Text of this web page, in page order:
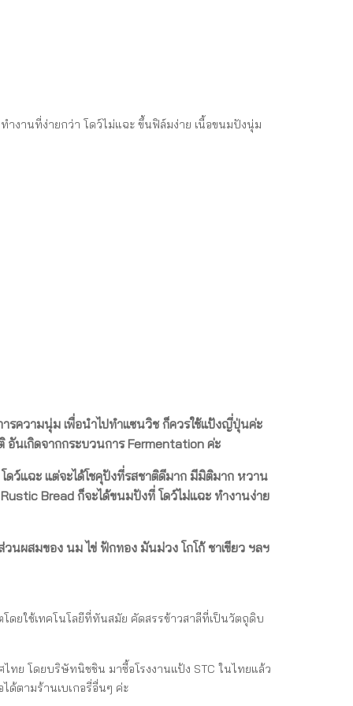
ำงานที่ง่ายกว่า โดว์ไม่แฉะ ขึ้นฟิล์มง่าย เนื้อขนมปังนุ่ม
รความนุ่ม เพื่อนำไปทำแซนวิช ก็ควรใช้แป้งญี่ปุ่นค่ะ
อันเกิดจากกระบวนการ Fermentation ค่ะ
ว์แฉะ แต่จะได้โชคุปังที่รสชาติดีมาก มีมิติมาก หวาน
Bread ก็จะได้ขนมปังที่ โดว์ไม่แฉะ ทำงานง่าย
ผสมของ นม ไข่ ฟักทอง มันม่วง โกโก้ ชาเขียว ฯลฯ
ดยใช้เทคโนโลยีที่ทันสมัย คัดสรรข้าวสาลีที่เป็นวัตถุดิบ
ทย โดยบริษัทนิชชิน มาซื้อโรงงานแป้ง STC ในไทยแล้ว
ด้ตามร้านเบเกอรี่อื่นๆ ค่ะ